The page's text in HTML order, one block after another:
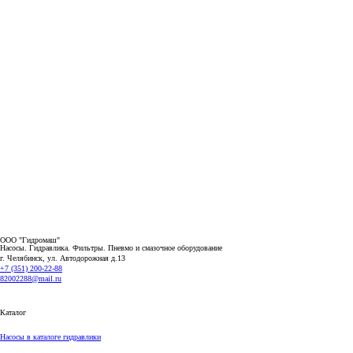
ООО "Гидромаш"
Насосы. Гидравлика. Фильтры. Пневмо и смазочное оборудование
г. Челябинск, ул. Автодорожная д.13
+7 (351) 200-22-88
82002288@mail.ru
Каталог
Насосы в каталоге гидравлики